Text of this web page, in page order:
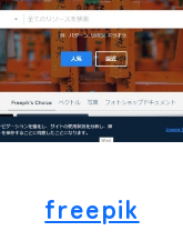
freepik